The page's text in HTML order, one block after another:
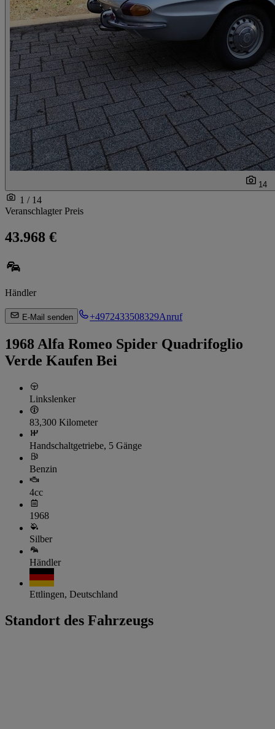
14
1 / 14
Veranschlagter Preis
43.968 €
Händler
E-Mail senden +4972433508329Anruf
1968 Alfa Romeo Spider Quadrifoglio
Verde Kaufen Bei
Linkslenker
83,300 Kilometer
Handschaltgetriebe, 5 Gänge
Benzin
4cc
1968
Silber
Händler
Ettlingen, Deutschland
Standort des Fahrzeugs